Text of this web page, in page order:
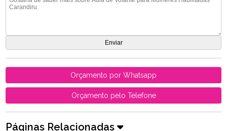
Orçamento por Whatsapp
Orçamento pelo Telefone
Páginas Relacionadas